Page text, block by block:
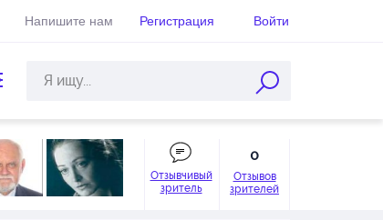
Напишите нам Регистрация Войти
Отзывчивый
зритель
0
Отзывов
зрителей